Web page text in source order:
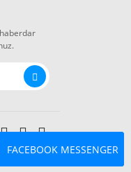
Whatsapp Sipariş
FACEBOOK MESSENGER